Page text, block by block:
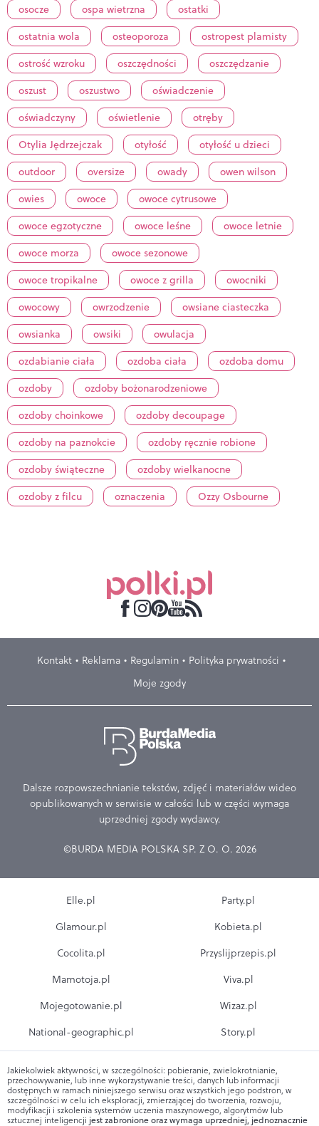
osocze
ospa wietrzna
ostatki
ostatnia wola
osteoporoza
ostropest plamisty
ostrość wzroku
oszczędności
oszczędzanie
oszust
oszustwo
oświadczenie
oświadczyny
oświetlenie
otręby
Otylia Jędrzejczak
otyłość
otyłość u dzieci
outdoor
oversize owady
owen wilson
owies
owoce
owoce cytrusowe
owoce egzotyczne
owoce leśne
owoce letnie
owoce morza
owoce sezonowe
owoce tropikalne
owoce z grilla
owocniki
owocowy
owrzodzenie
owsiane ciasteczka
owsianka
owsiki
owulacja
ozdabianie ciała
ozdoba ciała
ozdoba domu
ozdoby
ozdoby bożonarodzeniowe
ozdoby choinkowe
ozdoby decoupage
ozdoby na paznokcie
ozdoby ręcznie robione
ozdoby świąteczne
ozdoby wielkanocne
ozdoby z filcu
oznaczenia Ozzy Osbourne
Kontakt Reklama Regulamin
Polityka prywatności
Moje zgody
Dalsze rozpowszechnianie tekstów, zdjęć i materiałów wideo
opublikowanych w serwisie w całości lub w części wymaga
uprzedniej zgody wydawcy.
©BURDA MEDIA POLSKA SP. Z O. O. 2026
Elle.pl
Glamour.pl
Cocolita.pl
Mamotoja.pl
Mojegotowanie.pl
National-geographic.pl
Party.pl
Kobieta.pl
Przyslijprzepis.pl
Viva.pl
Wizaz.pl
Story.pl
Jakiekolwiek aktywności, w szczególności: pobieranie, zwielokrotnianie,
przechowywanie, lub inne wykorzystywanie treści, danych lub informacji
dostępnych w ramach niniejszego serwisu oraz wszystkich jego podstron, w
szczególności w celu ich eksploracji, zmierzającej do tworzenia, rozwoju,
modyfikacji i szkolenia systemów uczenia maszynowego, algorytmów lub
sztucznej inteligencji jest zabronione oraz wymaga uprzedniej, jednoznacznie